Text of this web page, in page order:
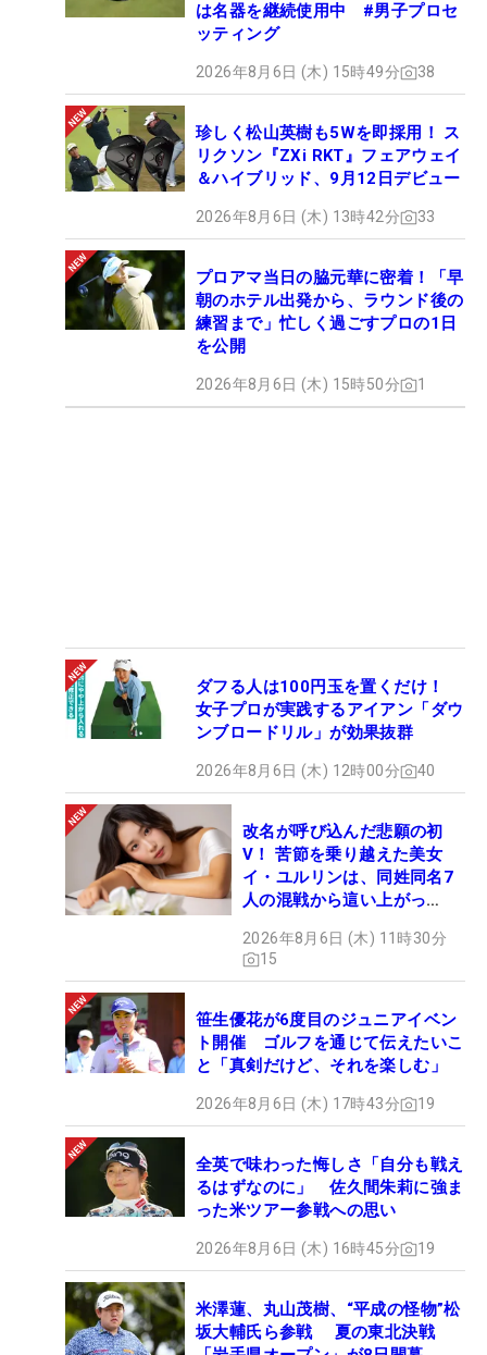
は名器を継続使用中 #男子プロセ
ッティング
2026年8月6日 (木) 15時49分 38
珍しく松山英樹も5Wを即採用！ ス
リクソン『ZXi RKT』フェアウェイ
＆ハイブリッド、9月12日デビュー
2026年8月6日 (木) 13時42分 33
プロアマ当日の脇元華に密着！「早
朝のホテル出発から、ラウンド後の
練習まで」忙しく過ごすプロの1日
を公開
2026年8月6日 (木) 15時50分 1
ダフる人は100円玉を置くだけ！
女子プロが実践するアイアン「ダウ
ンブロードリル」が効果抜群
2026年8月6日 (木) 12時00分 40
改名が呼び込んだ悲願の初
V！ 苦節を乗り越えた美女
イ・ユルリンは、同姓同名7
人の混戦から這い上がっ
2026年8月6日 (木) 11時30分
15
笹生優花が6度目のジュニアイベン
ト開催 ゴルフを通じて伝えたいこ
と「真剣だけど、それを楽しむ」
2026年8月6日 (木) 17時43分 19
全英で味わった悔しさ「自分も戦え
るはずなのに」 佐久間朱莉に強ま
った米ツアー参戦への思い
2026年8月6日 (木) 16時45分 19
米澤蓮、丸山茂樹、“平成の怪物”松
坂大輔氏ら参戦 夏の東北決戦